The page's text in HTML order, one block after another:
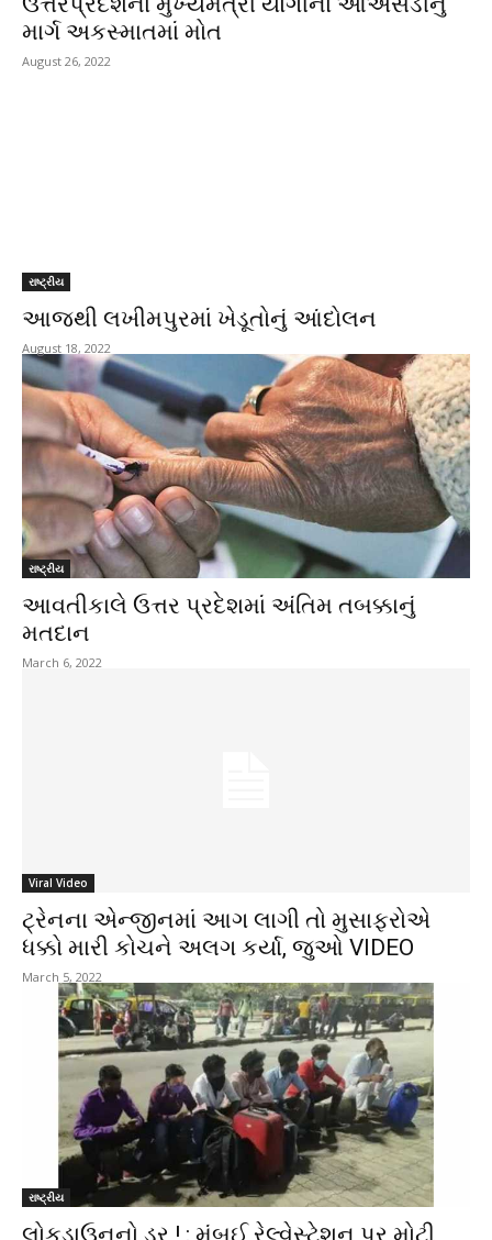
માર્ગ અકસ્માતમાં મોત
August 26, 2022
રાષ્ટ્રીય
આજથી લખીમપુરમાં ખેડૂતોનું આંદોલન
August 18, 2022
રાષ્ટ્રીય
આવતીકાલે ઉત્તર પ્રદેશમાં અંતિમ તબક્કાનું
મતદાન
March 6, 2022
Viral Video
ટ્રેનના એન્જીનમાં આગ લાગી તો મુસાફરોએ
ધક્કો મારી કોચને અલગ કર્યા, જુઓ VIDEO
March 5, 2022
રાષ્ટ્રીય
લોકડાઉનનો ડર ! : મુંબઈ રેલ્વેસ્ટેશન પર મોટી